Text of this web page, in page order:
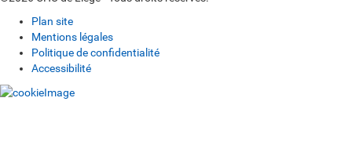
Plan site
Mentions légales
Politique de confidentialité
Accessibilité